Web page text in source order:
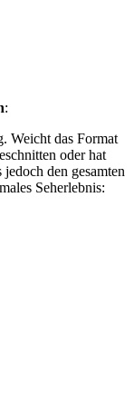
:
Weicht das Format
oder hat
den gesamten
Seherlebnis: